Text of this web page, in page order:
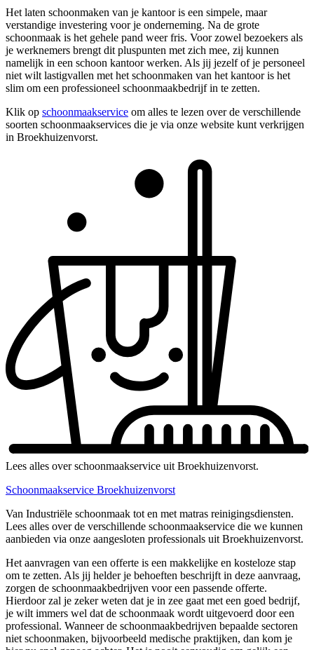
Het laten schoonmaken van je kantoor is een simpele, maar
verstandige investering voor je onderneming. Na de grote
schoonmaak is het gehele pand weer fris. Voor zowel bezoekers als
je werknemers brengt dit pluspunten met zich mee, zij kunnen
namelijk in een schoon kantoor werken. Als jij jezelf of je personeel
niet wilt lastigvallen met het schoonmaken van het kantoor is het
slim om een professioneel schoonmaakbedrijf in te zetten.
Klik op schoonmaakservice om alles te lezen over de verschillende
soorten schoonmaakservices die je via onze website kunt verkrijgen
in Broekhuizenvorst.
Lees alles over schoonmaakservice uit Broekhuizenvorst.
Schoonmaakservice Broekhuizenvorst
Van Industriële schoonmaak tot en met matras reinigingsdiensten.
Lees alles over de verschillende schoonmaakservice die we kunnen
aanbieden via onze aangesloten professionals uit Broekhuizenvorst.
Het aanvragen van een offerte is een makkelijke en kosteloze stap
om te zetten. Als jij helder je behoeften beschrijft in deze aanvraag,
zorgen de schoonmaakbedrijven voor een passende offerte.
Hierdoor zal je zeker weten dat je in zee gaat met een goed bedrijf,
je wilt immers wel dat de schoonmaak wordt uitgevoerd door een
professional. Wanneer de schoonmaakbedrijven bepaalde sectoren
niet schoonmaken, bijvoorbeeld medische praktijken, dan kom je